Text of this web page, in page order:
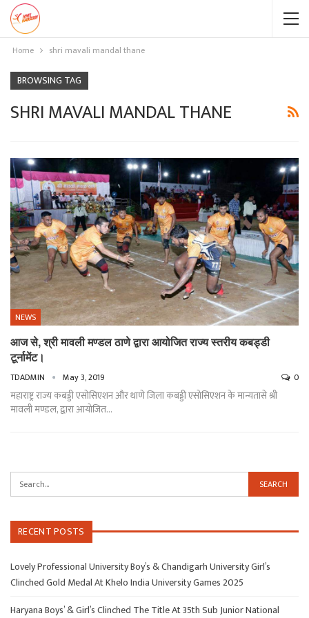
Home shri mavali mandal thane
BROWSING TAG
SHRI MAVALI MANDAL THANE
NEWS
आज से, श्री मावली मण्डल ठाणे द्वारा आयोजित राज्य स्तरीय कबड्डी
टूर्नामेंट।
TDADMIN May 3, 2019 0
महाराष्ट्र राज्य कबड्डी एसोसिएशन और थाणे जिला कबड्डी एसोसिएशन के मान्यतासे श्री
मावली मण्डल, द्वारा आयोजित…
RECENT POSTS
Lovely Professional University Boy’s & Chandigarh University Girl’s
Clinched Gold Medal At Khelo India University Games 2025
Haryana Boys’ & Girl’s Clinched The Title At 35th Sub Junior National